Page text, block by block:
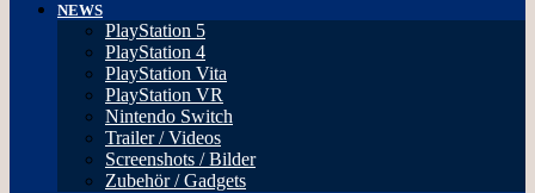
NEWS
PlayStation 5
PlayStation 4
PlayStation Vita
PlayStation VR
Nintendo Switch
Trailer / Videos
Screenshots / Bilder
Zubehör / Gadgets